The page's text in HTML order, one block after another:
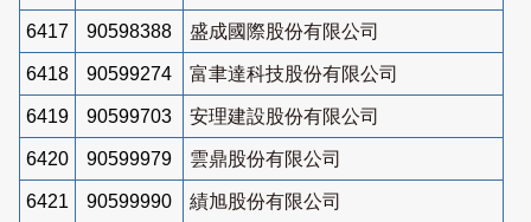
6417 90598388 盛成國際股份有限公司
6418 90599274 富聿達科技股份有限公司
6419 90599703 安理建設股份有限公司
6420 90599979 雲鼎股份有限公司
6421 90599990 績旭股份有限公司